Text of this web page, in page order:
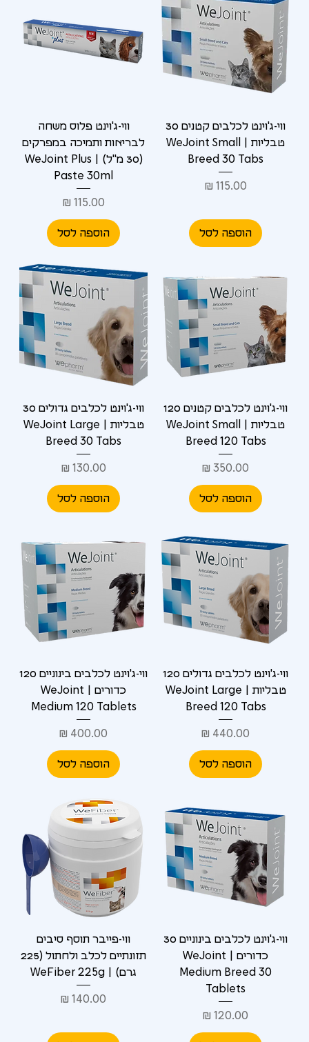
ווי-ג'וינט לכלבים קטנים 30
טבליות | WeJoint Small
Breed 30 Tabs
מחיר
הוספה לסל
ווי-ג'וינט פלוס משחה
לבריאות ותמיכה במפרקים
(30 מ"ל) | WeJoint Plus
Paste 30ml
מחיר
הוספה לסל
ווי-ג'וינט לכלבים קטנים 120
טבליות | WeJoint Small
Breed 120 Tabs
מחיר
הוספה לסל
ווי-ג'וינט לכלבים גדולים 30
טבליות | WeJoint Large
Breed 30 Tabs
מחיר
הוספה לסל
ווי-ג'וינט לכלבים גדולים 120
טבליות | WeJoint Large
Breed 120 Tabs
מחיר
הוספה לסל
ווי-ג'וינט לכלבים בינוניים 120
כדורים | WeJoint
Medium 120 Tablets
מחיר
הוספה לסל
ווי-ג'וינט לכלבים בינוניים 30
כדורים | WeJoint
Medium Breed 30
Tablets
מחיר
ווי-פייבר תוסף סיבים
תזונתיים לכלב ולחתול (225
גרם) | WeFiber 225g
מחיר